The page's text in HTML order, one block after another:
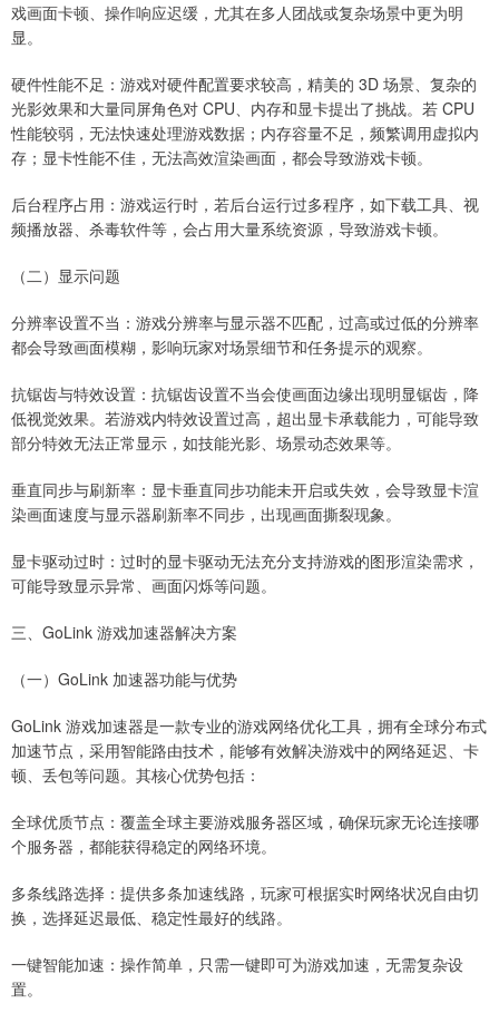
戏画面卡顿、操作响应迟缓，尤其在多人团战或复杂场景中更为明
显。
硬件性能不足：游戏对硬件配置要求较高，精美的 3D 场景、复杂的
光影效果和大量同屏角色对 CPU、内存和显卡提出了挑战。若 CPU
性能较弱，无法快速处理游戏数据；内存容量不足，频繁调用虚拟内
存；显卡性能不佳，无法高效渲染画面，都会导致游戏卡顿。
后台程序占用：游戏运行时，若后台运行过多程序，如下载工具、视
频播放器、杀毒软件等，会占用大量系统资源，导致游戏卡顿。
（二）显示问题
分辨率设置不当：游戏分辨率与显示器不匹配，过高或过低的分辨率
都会导致画面模糊，影响玩家对场景细节和任务提示的观察。
抗锯齿与特效设置：抗锯齿设置不当会使画面边缘出现明显锯齿，降
低视觉效果。若游戏内特效设置过高，超出显卡承载能力，可能导致
部分特效无法正常显示，如技能光影、场景动态效果等。
垂直同步与刷新率：显卡垂直同步功能未开启或失效，会导致显卡渲
染画面速度与显示器刷新率不同步，出现画面撕裂现象。
显卡驱动过时：过时的显卡驱动无法充分支持游戏的图形渲染需求，
可能导致显示异常、画面闪烁等问题。
三、GoLink 游戏加速器解决方案
（一）GoLink 加速器功能与优势
GoLink 游戏加速器是一款专业的游戏网络优化工具，拥有全球分布式
加速节点，采用智能路由技术，能够有效解决游戏中的网络延迟、卡
顿、丢包等问题。其核心优势包括：
全球优质节点：覆盖全球主要游戏服务器区域，确保玩家无论连接哪
个服务器，都能获得稳定的网络环境。
多条线路选择：提供多条加速线路，玩家可根据实时网络状况自由切
换，选择延迟最低、稳定性最好的线路。
一键智能加速：操作简单，只需一键即可为游戏加速，无需复杂设
置。